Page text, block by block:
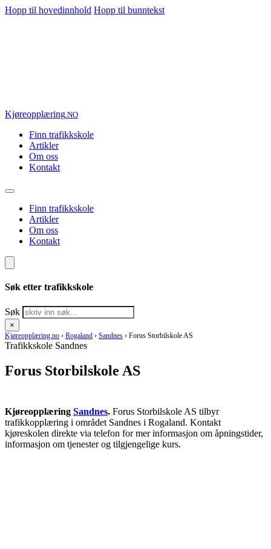
Hopp til hovedinnhold Hopp til bunntekst
Kjøreopplæring.NO
Finn trafikkskole
Artikler
Om oss
Kontakt
Finn trafikkskole
Artikler
Om oss
Kontakt
Søk etter trafikkskole
Søk
×
Kjøreopplæring.no › Rogaland › Sandnes › Forus Storbilskole AS
Trafikkskole Sandnes
Forus Storbilskole AS
Kjøreopplæring Sandnes. Forus Storbilskole AS tilbyr
trafikkopplæring i området Sandnes i Rogaland. Kontakt
kjøreskolen direkte via telefon for mer informasjon om åpningstider,
informasjon om tjenester og tilgjengelige kurs.